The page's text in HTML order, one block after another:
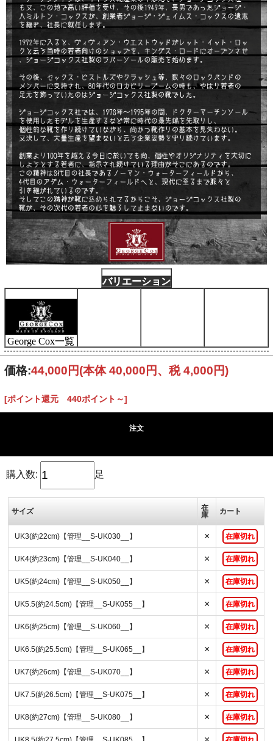
バリエーション
George Cox一覧
価格:44,000円(本体 40,000円、税 4,000円)
[ポイント還元 440ポイント～]
注文
購入数: 足
サイズ
在
庫
カート
UK3(約22cm)【管理__S-UK030__】 × 在庫切れ
UK4(約23cm)【管理__S-UK040__】 × 在庫切れ
UK5(約24cm)【管理__S-UK050__】 × 在庫切れ
UK5.5(約24.5cm)【管理__S-UK055__】 × 在庫切れ
UK6(約25cm)【管理__S-UK060__】 × 在庫切れ
UK6.5(約25.5cm)【管理__S-UK065__】 × 在庫切れ
UK7(約26cm)【管理__S-UK070__】 × 在庫切れ
UK7.5(約26.5cm)【管理__S-UK075__】 × 在庫切れ
UK8(約27cm)【管理__S-UK080__】 × 在庫切れ